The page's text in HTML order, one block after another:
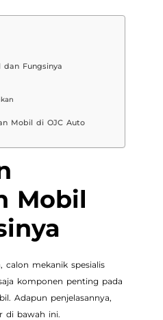
Fungsinya
Mobil di OJC Auto
Mobil
calon mekanik spesialis
komponen penting pada
Adapun penjelasannya,
di bawah ini.